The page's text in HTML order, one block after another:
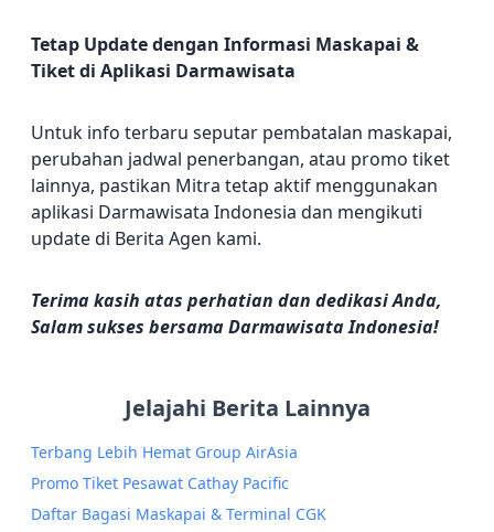
Tetap Update dengan Informasi Maskapai &
Tiket di Aplikasi Darmawisata
Untuk info terbaru seputar pembatalan maskapai,
perubahan jadwal penerbangan, atau promo tiket
lainnya, pastikan Mitra tetap aktif menggunakan
aplikasi Darmawisata Indonesia dan mengikuti
update di Berita Agen kami.
Terima kasih atas perhatian dan dedikasi Anda,
Salam sukses bersama Darmawisata Indonesia!
Jelajahi Berita Lainnya
Terbang Lebih Hemat Group AirAsia
Promo Tiket Pesawat Cathay Pacific
Daftar Bagasi Maskapai & Terminal CGK